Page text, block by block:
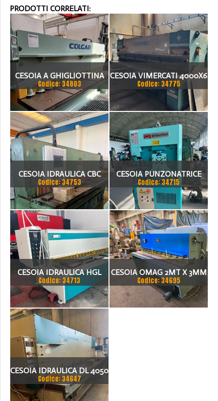
PRODOTTI CORRELATI:
CESOIA A GHIGLIOTTINA
COLGAR IDRAULICA CM
3006
Codice: 34803
CESOIA VIMERCATI 4000X6
Codice: 34775
CESOIA IDRAULICA CBC
3050X6
Codice: 34753
CESOIA PUNZONATRICE
IMS HY 36 VA
Codice: 34715
CESOIA IDRAULICA HGL
3100 X 8MM
Codice: 34713
CESOIA OMAG 2MT X 3MM
REVISIONATA
Codice: 34695
CESOIA IDRAULICA DL 4050
X4X200
Codice: 34647